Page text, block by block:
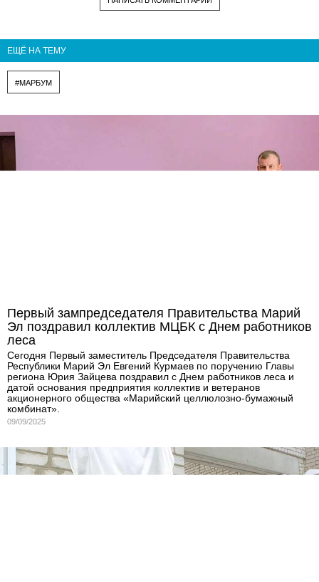
ЕЩЁ НА ТЕМУ
#МАРБУМ
Первый зампредседателя Правительства Марий
Эл поздравил коллектив МЦБК с Днем работников
леса
Сегодня Первый заместитель Председателя Правительства
Республики Марий Эл Евгений Курмаев по поручению Главы
региона Юрия Зайцева поздравил с Днем работников леса и
датой основания предприятия коллектив и ветеранов
акционерного общества «Марийский целлюлозно-бумажный
комбинат».
09/09/2025